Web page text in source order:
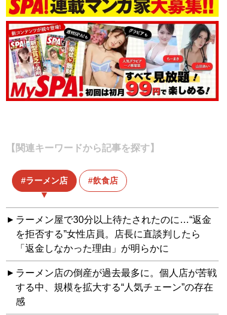
【関連キーワードから記事を探す】
ラーメン店 飲食店
ラーメン屋で30分以上待たされたのに…“返金
を拒否する”女性店員。店長に直談判したら
「返金しなかった理由」が明らかに
ラーメン店の倒産が過去最多に。個人店が苦戦
する中、規模を拡大する“人気チェーン”の存在
感